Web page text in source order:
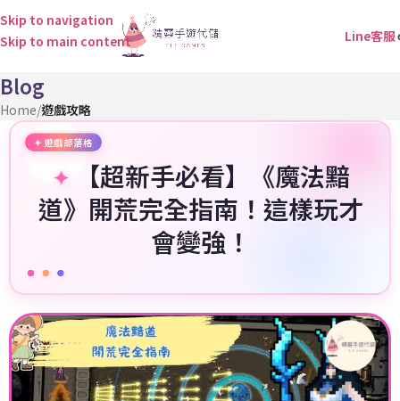
Skip to navigation
Skip to main content
Line客服
Blog
Home/遊戲攻略
【超新手必看】《魔法黯
道》開荒完全指南！這樣玩才
會變強！